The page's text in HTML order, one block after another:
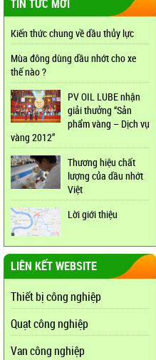
TIN TỨC MỚI
Kiến thức chung về dầu thủy lực
Mùa đông dùng dầu nhớt cho xe
thế nào ?
PV OIL LUBE nhận
giải thưởng “Sản
phẩm vàng – Dịch vụ
vàng 2012”
Thương hiệu chất
lượng của dầu nhớt
Việt
Lời giới thiệu
LIÊN KẾT WEBSITE
Thiết bị công nghiệp
Quạt công nghiệp
Van công nghiệp